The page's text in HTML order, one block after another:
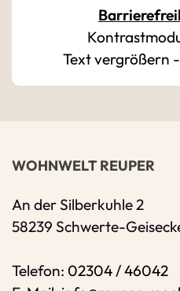
Text vergrößern -
WOHNWELT REUPER
An der Silberkuhle 2
58239 Schwerte-
Telefon: 02304 / 46042
Bitte geben Sie
Telefon*
Ihr
Datum